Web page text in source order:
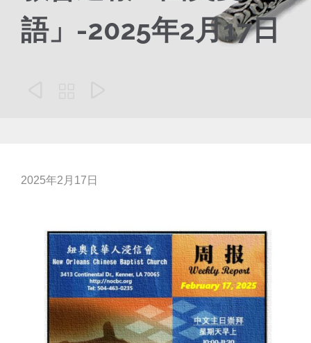
語」-2025年2月17日
2025年2月17日